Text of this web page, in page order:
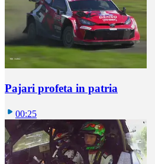
Pajari profeta in patria
00:25